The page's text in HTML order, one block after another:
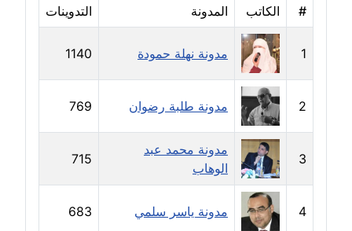
مدونة سماح حامد
عاملة
مدونة سمر ابراهيم
عاملة
مدونة سمير حماد
عاملة
مدونة سهام كمال
عاملة
# الكاتب المدونة التدوينات
1 مدونة نهلة حمودة 1140
2 مدونة طلبة رضوان 769
3
مدونة محمد عبد
الوهاب
715
4 مدونة ياسر سلمي 683